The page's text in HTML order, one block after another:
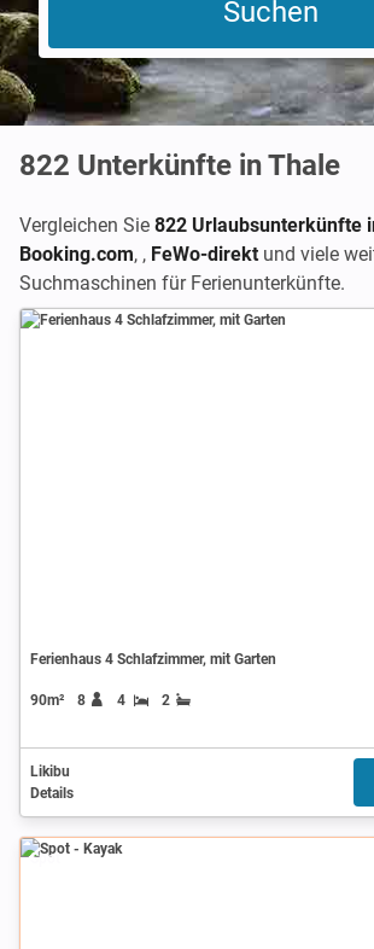
822 Unterkünfte in Thale
Vergleichen Sie 822 Urlaubsunterkünfte
Booking.com, , FeWo-direkt und viele
Suchmaschinen für Ferienunterkünfte.
Ferienhaus 4 Schlafzimmer, mit Garten
90m² 8 4 2
Likibu
Details
Spot